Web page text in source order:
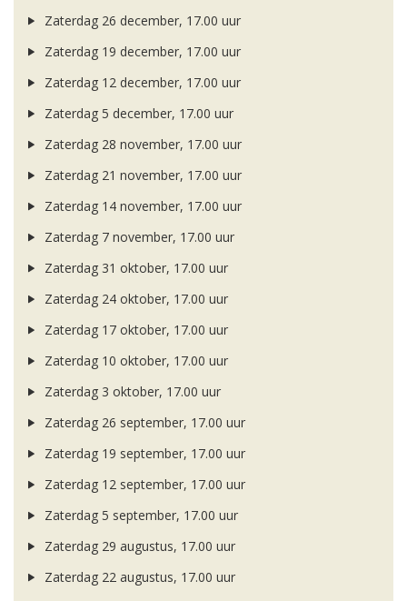
Zaterdag 26 december, 17.00 uur
Zaterdag 19 december, 17.00 uur
Zaterdag 12 december, 17.00 uur
Zaterdag 5 december, 17.00 uur
Zaterdag 28 november, 17.00 uur
Zaterdag 21 november, 17.00 uur
Zaterdag 14 november, 17.00 uur
Zaterdag 7 november, 17.00 uur
Zaterdag 31 oktober, 17.00 uur
Zaterdag 24 oktober, 17.00 uur
Zaterdag 17 oktober, 17.00 uur
Zaterdag 10 oktober, 17.00 uur
Zaterdag 3 oktober, 17.00 uur
Zaterdag 26 september, 17.00 uur
Zaterdag 19 september, 17.00 uur
Zaterdag 12 september, 17.00 uur
Zaterdag 5 september, 17.00 uur
Zaterdag 29 augustus, 17.00 uur
Zaterdag 22 augustus, 17.00 uur